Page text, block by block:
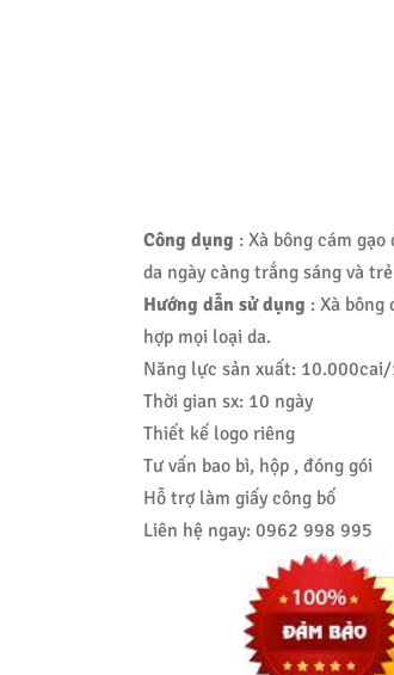
Công dụng : Xà bông cám
da ngày càng trắng sáng và
Hướng dẫn sử dụng : Xà
hợp mọi loại da.
Năng lực sản xuất:
Thời gian sx: 10 ngày
Thiết kế logo riêng
Tư vấn bao bì, hộp , đóng gói
Hỗ trợ làm giấy công bố
Liên hệ ngay: 0962 998 995